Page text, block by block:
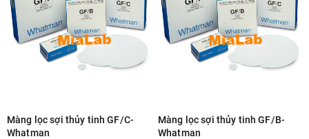
Màng lọc sợi thủy tinh GF/C-
Whatman
Màng lọc sợi thủy tinh GF/B-
Whatman